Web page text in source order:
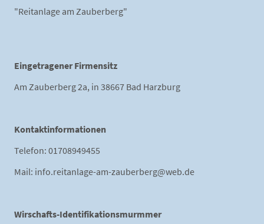
"Reitanlage am Zauberberg"
Eingetragener Firmensitz
Am Zauberberg 2a, in 38667 Bad Harzburg
Kontaktinformationen
Telefon: 01708949455
Mail: info.reitanlage-am-zauberberg@web.de
Wirschafts-Identifikationsmurmmer